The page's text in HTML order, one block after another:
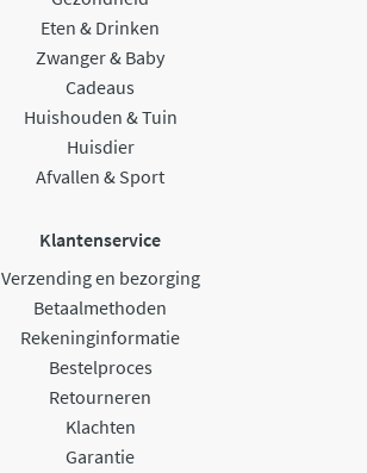
Eten & Drinken
Zwanger & Baby
Cadeaus
Huishouden & Tuin
Huisdier
Afvallen & Sport
Klantenservice
Verzending en bezorging
Betaalmethoden
Rekeninginformatie
Bestelproces
Retourneren
Klachten
Garantie